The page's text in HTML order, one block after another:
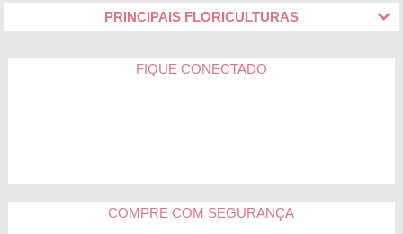
Mesmo com uma grande variedade de opções de cestas de
Secretária? Então, não deixe de conhecer as nossas
sugestões de kits personalizados e flores exclusivas. Escolha
comemoração ainda mais completa.
PRINCIPAIS FLORICULTURAS
FIQUE CONECTADO
COMPRE COM SEGURANÇA